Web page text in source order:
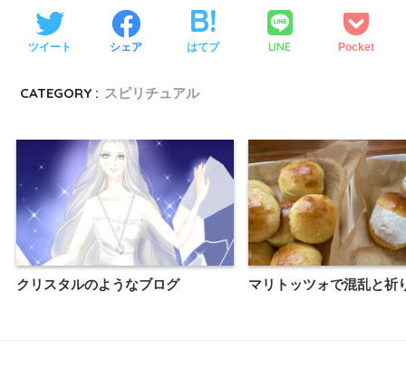
ツイート シェア はてブ LINE Pocket
CATEGORY : スピリチュアル
クリスタルのようなブログ マリトッツォで混乱と祈